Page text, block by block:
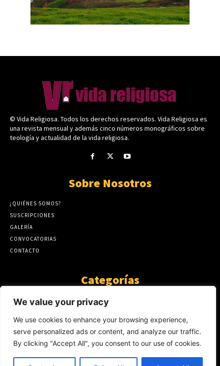
We value your privacy
We use cookies to enhance your browsing experience,
serve personalized ads or content, and analyze our traffic.
By clicking "Accept All", you consent to our use of cookies.
© Vida Religiosa. Todos los derechos reservados. Vida Religiosa es
una revista mensual y además cinco números monográficos sobre
teología y actualidad de la vida religiosa.
Sobre Nosotros
¿QUIÉNES SOMOS?
SUSCRIPCIONES
GALERÍA
CONVOCATORIAS
CONTACTO
Categorías
ARTÍCULOS
GUANTE DE SEDA
AL CALOR DE LA PALABRA
Y YO QUE SÉ
423
NOTICIAS
234
SIN CATEGORÍA
174